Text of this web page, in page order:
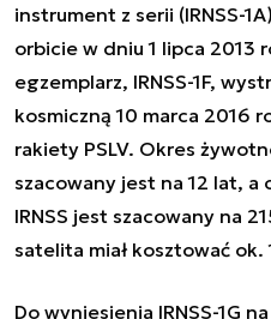
instrument z serii (IRNSS-
orbicie w dniu 1 lipca 2013
egzemplarz, IRNSS-1F,
kosmiczną 10 marca 2016
rakiety PSLV. Okres
szacowany jest na 12 lat, a
IRNSS jest szacowany na
satelita miał kosztować ok.
Do wyniesienia IRNSS-1G